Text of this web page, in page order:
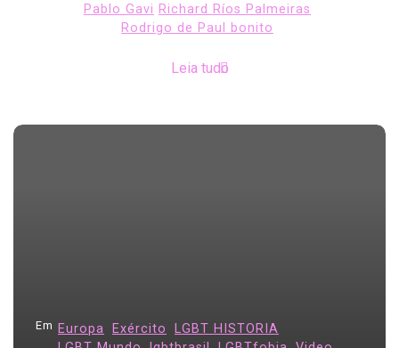
Pablo Gavi Richard Ríos Palmeiras
Rodrigo de Paul bonito
Leia tudo
Em Europa Exército
LGBT HISTORIA